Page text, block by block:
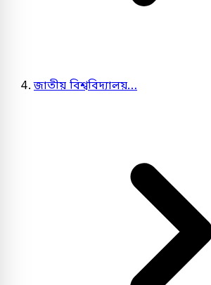
জাতীয় বিশ্ববিদ্যালয়…